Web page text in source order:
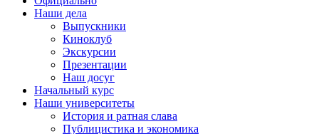
Наши дела
Выпускники
Киноклуб
Экскурсии
Презентации
Наш досуг
Начальный курс
Наши университеты
История и ратная слава
Публицистика и экономика